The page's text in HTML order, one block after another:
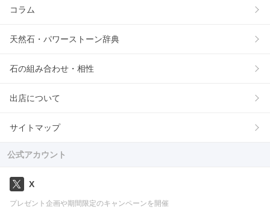
コラム
天然石・パワーストーン辞典
石の組み合わせ・相性
出店について
サイトマップ
公式アカウント
X
プレゼント企画や期間限定のキャンペーンを開催